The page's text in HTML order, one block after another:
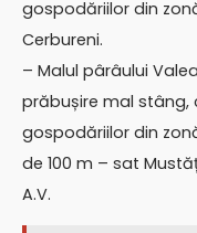
gospodăriilor din
Cerbureni.
– Malul pârâului
prăbușire mal
gospodăriilor din
de 100 m – sat
A.V.